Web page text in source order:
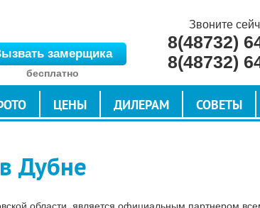
Звоните
8(48732)
8(48732)
замерщика
бесплатно
ЦЕНЫ ДИЛЕРАМ СОВЕТЫ
Дубне